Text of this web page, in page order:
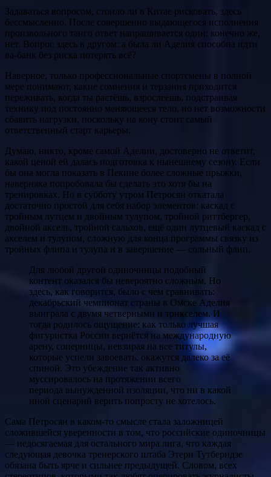
Задаваться вопросом, стоило ли в Китае рисковать, здесь
бессмысленно. После совершенно выдающегося исполнения
произвольного танго ответ напрашивается один: конечно же,
нет. Вопрос здесь в другом: а была ли Аделия способна идти
ва-банк без риска потерять всё?
Наверное, только профессиональные спортсмены в полной
мере понимают, какие сомнения и терзания приходится
переживать, когда ты растёшь, взрослеешь, подстраивая
технику под постоянно меняющееся тело, но нет возможности
сбавить нагрузки, поскольку на кону стоит самый
ответственный старт карьеры.
Думаю, никто, кроме самой Аделии, достоверно не ответит,
какой ценой ей далась подготовка к нынешнему сезону. Если
бы она могла показать в Пекине более сложные прыжки,
наверняка попробовала бы сделать это хотя бы на
тренировках. Но в субботу утром Петросян откатала
достаточно простой для себя набор элементов: каскад с
тройным лутцем и двойным тулупом, тройной риттбергер,
двойной аксель, тройной сальхов, ещё один лутцевый каскад с
акселем и тулупом, сложную для конца программы связку из
тройных флипа и тулупа и в завершение — сольный флип.
Для любой другой одиночницы подобный
контент оказался бы невероятно сложным. Но
здесь, как говорится, было с чем сравнивать:
декабрьский чемпионат страны в Омске Аделия
выиграла с двумя четверными и трикселем. И
тогда родилось ощущение: как только лучшая
фигуристка России вернётся на международную
арену, соперницы, невзирая на все титулы,
которые успели завоевать, окажутся далеко за её
спиной. Это убеждение так активно
муссировалось на протяжении всего
периода вынужденной изоляции, что ни в какой
иной сценарий верить попросту не хотелось.
Сама Петросян в каком-то смысле стала заложницей
сложившейся уверенности в том, что российские одиночницы
— недосягаемая для остального мира лига, что каждая
следующая девочка тренерского штаба Этери Тутберидзе
обязана быть ярче и сильнее предыдущей. Словом, всех